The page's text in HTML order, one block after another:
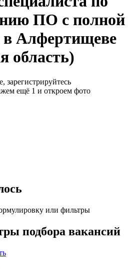
ПО с полной
в Алфертищеве
область)
зарегистрируйтесь
ещё 1 и откроем фото
или фильтры
подбора вакансий